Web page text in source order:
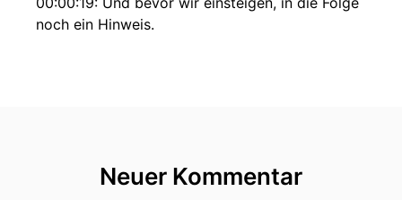
noch ein Hinweis.
Hörerinnen und Hörern des Podcasts zu einer
Neuer Kommentar